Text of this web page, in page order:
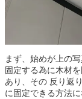
まず、始めが上の
固定する為に木材
あり、その 反り返
に固定できる方法